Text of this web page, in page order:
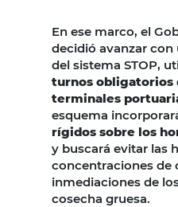
En ese marco, el
decidió avanzar
del sistema STOP,
turnos obligatorios
terminales
esquema
rígidos sobre los
y buscará evitar las
concentraciones de
inmediaciones de
cosecha gruesa.